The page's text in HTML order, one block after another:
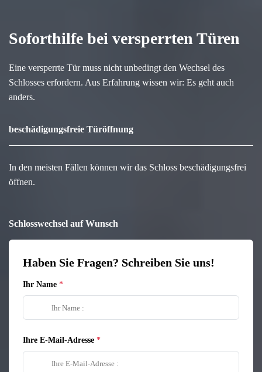
Soforthilfe bei versperrten Türen
Eine versperrte Tür muss nicht unbedingt den Wechsel des
Schlosses erfordern. Aus Erfahrung wissen wir: Es geht auch
anders.
beschädigungsfreie Türöffnung
In den meisten Fällen können wir das Schloss beschädigungsfrei
öffnen.
Schlosswechsel auf Wunsch
Haben Sie Fragen? Schreiben Sie uns!
Ihr Name
Ihre E-Mail-Adresse